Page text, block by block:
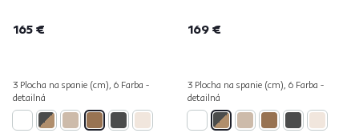
165 €
3 Plocha na spanie (cm), 6 Farba -
detailná
169 €
3 Plocha na spanie (cm), 6 Farba -
detailná